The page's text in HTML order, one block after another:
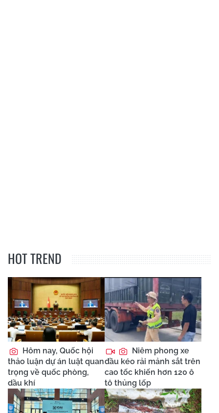
HOT TREND
Hôm nay, Quốc hội
thảo luận dự án luật quan
trọng về quốc phòng,
dầu khí
Niêm phong xe
đầu kéo rải mảnh sắt trên
cao tốc khiến hơn 120 ô
tô thủng lốp